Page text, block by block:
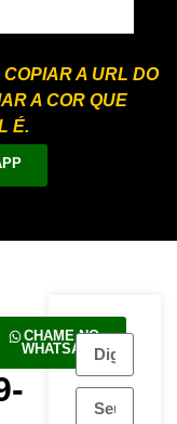
A URL DO
A COR QUE
É.
CHAME NO
WHATSAPP